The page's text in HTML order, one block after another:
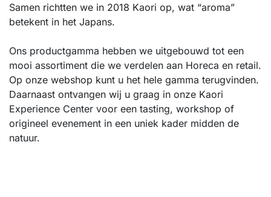
Samen richtten we in 2018 Kaori op, wat “aroma”
betekent in het Japans.
Ons productgamma hebben we uitgebouwd tot een
mooi assortiment die we verdelen aan Horeca en retail.
Op onze webshop kunt u het hele gamma terugvinden.
Daarnaast ontvangen wij u graag in onze Kaori
Experience Center voor een tasting, workshop of
origineel evenement in een uniek kader midden de
natuur.